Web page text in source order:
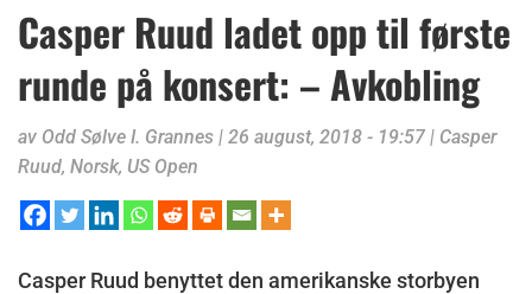
Casper Ruud ladet opp til første
runde på konsert: – Avkobling
av Odd Sølve I. Grannes | 26 august, 2018 - 19:57 | Casper
Ruud, Norsk, US Open
Casper Ruud benyttet den amerikanske storbyen